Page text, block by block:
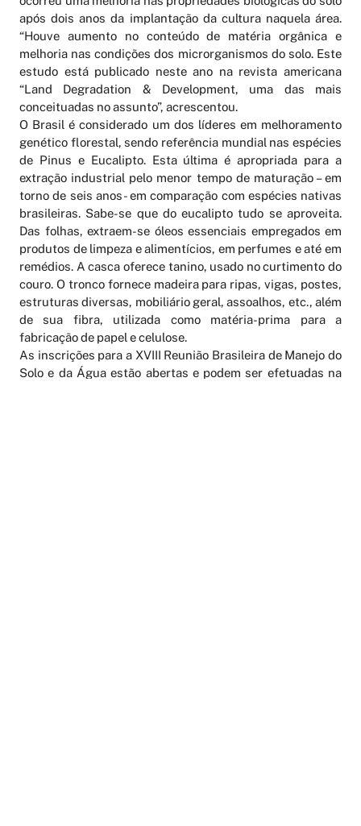
após dois anos da implantação da cultura naquela área.
“Houve aumento no conteúdo de matéria orgânica e
melhoria nas condições dos microrganismos do solo. Este
estudo está publicado neste ano na revista americana
“Land Degradation & Development, uma das mais
conceituadas no assunto”, acrescentou.
O Brasil é considerado um dos líderes em melhoramento
genético florestal, sendo referência mundial nas espécies
de Pinus e Eucalipto. Esta última é apropriada para a
extração industrial pelo menor tempo de maturação – em
torno de seis anos- em comparação com espécies nativas
brasileiras. Sabe-se que do eucalipto tudo se aproveita.
Das folhas, extraem-se óleos essenciais empregados em
produtos de limpeza e alimentícios, em perfumes e até em
remédios. A casca oferece tanino, usado no curtimento do
couro. O tronco fornece madeira para ripas, vigas, postes,
estruturas diversas, mobiliário geral, assoalhos, etc., além
de sua fibra, utilizada como matéria-prima para a
fabricação de papel e celulose.
As inscrições para a XVIII Reunião Brasileira de Manejo do
Solo e da Água estão abertas e podem ser efetuadas na